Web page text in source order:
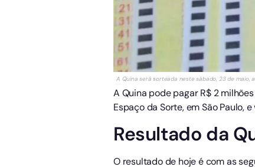
A Quina será sorteada neste sábado, 23 de maio,
A Quina pode pagar R$ 2
Espaço da Sorte, em São Paulo,
Resultado da
O resultado de hoje é com as